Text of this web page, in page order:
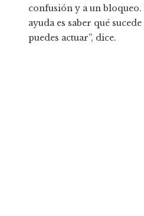
confusión y a un bloqueo.
ayuda es saber qué
puedes actuar”, dice.